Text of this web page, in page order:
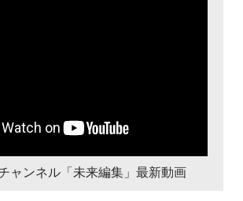
ャンネル「未来編集」最新動画